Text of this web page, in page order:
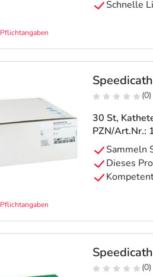
Pflichtangaben
(0)
Pflichtangaben
30 St,
PZN/Art.Nr.:
(0)